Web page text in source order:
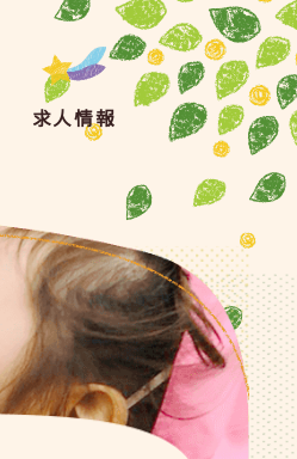
求人情報